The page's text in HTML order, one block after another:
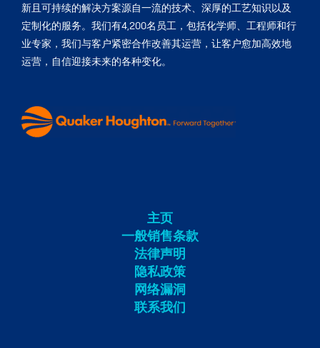
新且可持续的解决方案源自一流的技术、深厚的工艺知识以及
定制化的服务。我们有4,200名员工，包括化学师、工程师和行
业专家，我们与客户紧密合作改善其运营，让客户愈加高效地
运营，自信迎接未来的各种变化。
主页
一般销售条款
法律声明
隐私政策
网络漏洞
联系我们